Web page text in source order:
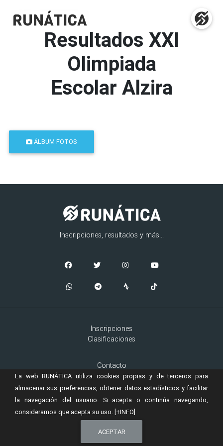
Resultados XXI
Olimpiada
Escolar Alzira
ÁLBUM FOTOS
Inscripciones, resultados y más...
Inscripciones
Clasificaciones
Contacto
Aviso Legal
Cookies
RUNÁTICAes una marca registrada de
Ingeniería, S.L.
La web RUNÁTICA utiliza cookies propias y de terceros para
almacenar sus preferencias, obtener datos estadísticos y facilitar
la navegación del usuario. Si acepta o continúa navegando,
consideramos que acepta su uso. [+INFO]
ACEPTAR